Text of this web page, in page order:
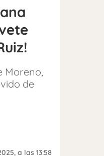
Moreno,
de
, a las 13:58